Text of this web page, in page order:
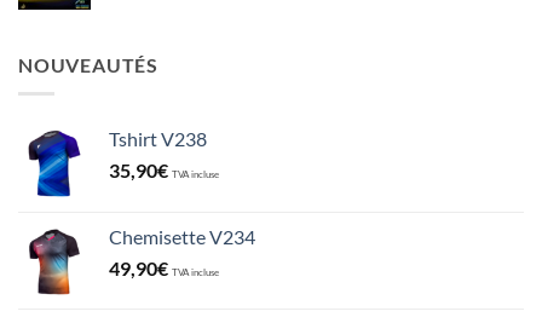
NOUVEAUTÉS
Tshirt V238
35,90€ TVA incluse
Chemisette V234
49,90€ TVA incluse